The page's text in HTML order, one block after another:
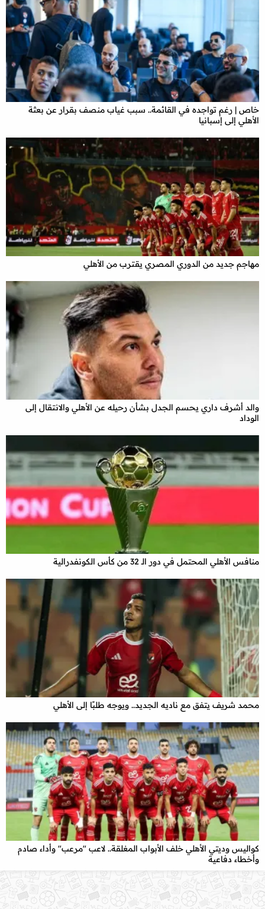
خاص | رغم تواجده في القائمة.. سبب غياب منصف بقرار عن بعثة
الأهلي إلى إسبانيا
مهاجم جديد من الدوري المصري يقترب من الأهلي
والد أشرف داري يحسم الجدل بشأن رحيله عن الأهلي والانتقال إلى
الوداد
منافس الأهلي المحتمل في دور الـ 32 من كأس الكونفدرالية
محمد شريف يتفق مع ناديه الجديد.. ويوجه طلبًا إلى الأهلي
كواليس وديتي الأهلي خلف الأبواب المغلقة.. لاعب "مرعب" وأداء صادم
وأخطاء دفاعية
x